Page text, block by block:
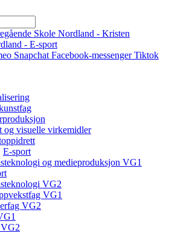
Snapchat Facebook-messenger Tiktok
og visuelle virkemidler
E-sport
og medieproduksjon VG1
VG2
VG1
VG2